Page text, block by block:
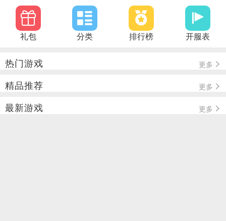
礼包 分类 排行榜 开服表
热门游戏 更多
精品推荐 更多
最新游戏 更多